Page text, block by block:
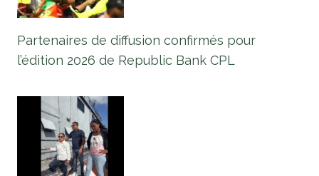
Partenaires de diffusion confirmés pour
l’édition 2026 de Republic Bank CPL